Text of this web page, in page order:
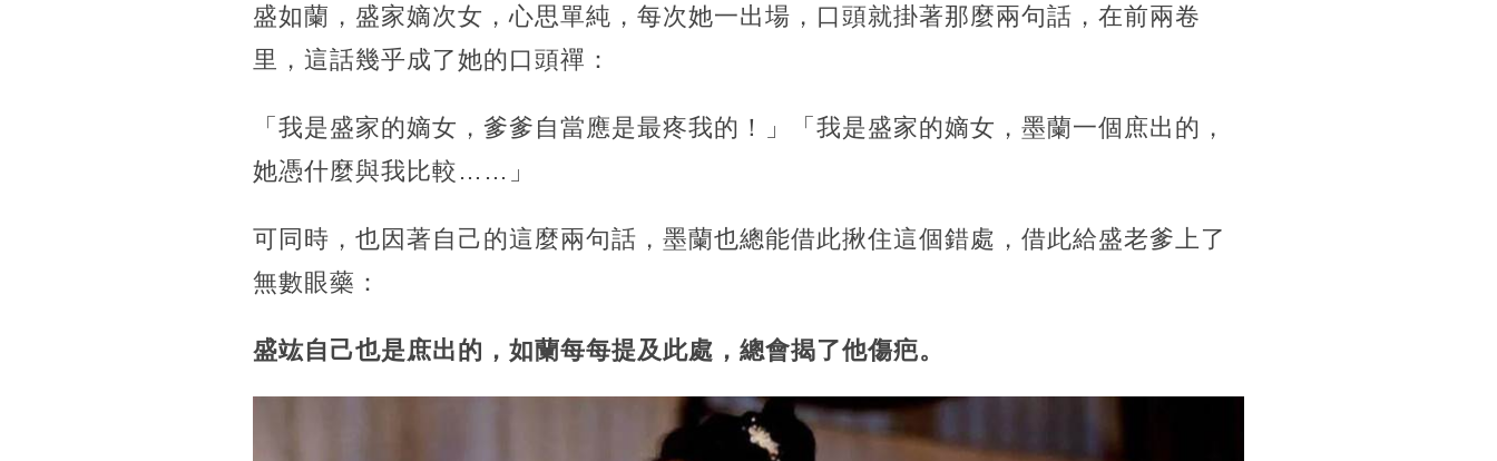
盛如蘭，盛家嫡次女，心思單純，每次她一出場，口頭就掛著那麼兩句話，在前兩卷
里，這話幾乎成了她的口頭禪：
「我是盛家的嫡女，爹爹自當應是最疼我的！」「我是盛家的嫡女，墨蘭一個庶出的，
她憑什麼與我比較……」
可同時，也因著自己的這麼兩句話，墨蘭也總能借此揪住這個錯處，借此給盛老爹上了
無數眼藥：
盛竑自己也是庶出的，如蘭每每提及此處，總會揭了他傷疤。